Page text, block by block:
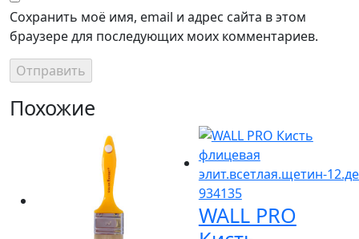
Сохранить моё имя, email и адрес сайта в этом
браузере для последующих моих комментариев.
Похожие
WALL PRO